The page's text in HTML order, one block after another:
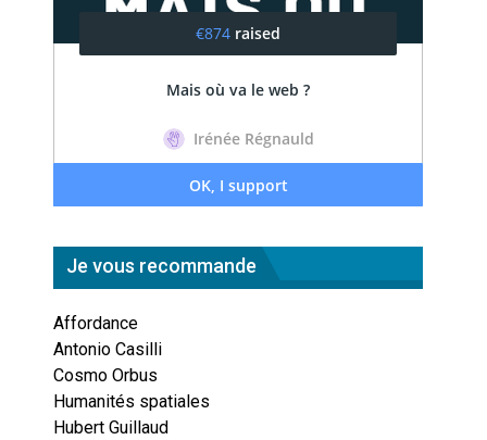
Je vous recommande
Affordance
Antonio Casilli
Cosmo Orbus
Humanités spatiales
Hubert Guillaud